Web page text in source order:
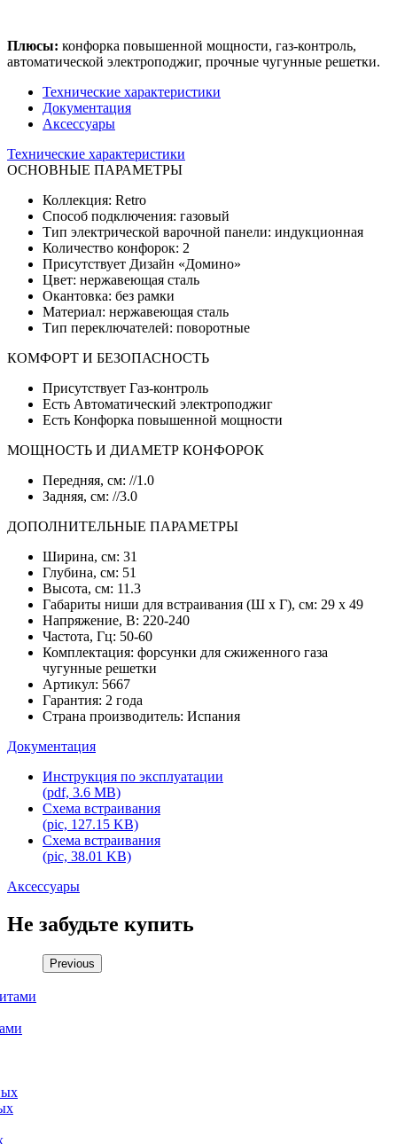
Плюсы: конфорка повышенной мощности, газ-контроль,
автоматической электроподжиг, прочные чугунные решетки.
Технические характеристики
Документация
Аксессуары
Технические характеристики
ОСНОВНЫЕ ПАРАМЕТРЫ
Коллекция: Retro
Способ подключения: газовый
Тип электрической варочной панели: индукционная
Количество конфорок: 2
Присутствует Дизайн «Домино»
Цвет: нержавеющая сталь
Окантовка: без рамки
Материал: нержавеющая сталь
Тип переключателей: поворотные
КОМФОРТ И БЕЗОПАСНОСТЬ
Присутствует Газ-контроль
Есть Автоматический электроподжиг
Есть Конфорка повышенной мощности
МОЩНОСТЬ И ДИАМЕТР КОНФОРОК
Передняя, см: //1.0
Задняя, см: //3.0
ДОПОЛНИТЕЛЬНЫЕ ПАРАМЕТРЫ
Ширина, см: 31
Глубина, см: 51
Высота, см: 11.3
Габариты ниши для встраивания (Ш х Г), см: 29 х 49
Напряжение, В: 220-240
Частота, Гц: 50-60
Комплектация: форсунки для сжиженного газа
чугунные решетки
Артикул: 5667
Гарантия: 2 года
Страна производитель: Испания
Документация
Инструкция по эксплуатации
(pdf, 3.6 MB)
Схема встраивания
(pic, 127.15 KB)
Схема встраивания
(pic, 38.01 KB)
Аксессуары
Не забудьте купить
Previous